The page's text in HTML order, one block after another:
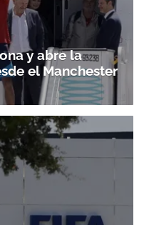
y abre la
el Manchester